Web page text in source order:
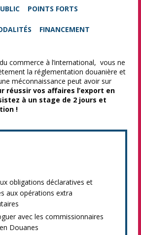
POINTS FORTS
FINANCEMENT
commerce à l’international, vous ne
la réglementation douanière et
méconnaissance peut avoir sur
réussir vos affaires l’export en
à un stage de 2 jours et
!
obligations déclaratives et
aux opérations extra
avec les commissionnaires
Douanes